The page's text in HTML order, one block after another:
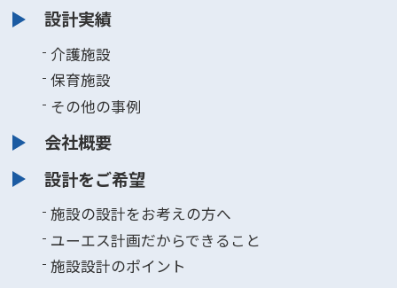
設計実績
介護施設
保育施設
その他の事例
会社概要
設計をご希望
施設の設計をお考えの方へ
ユーエス計画だからできること
施設設計のポイント